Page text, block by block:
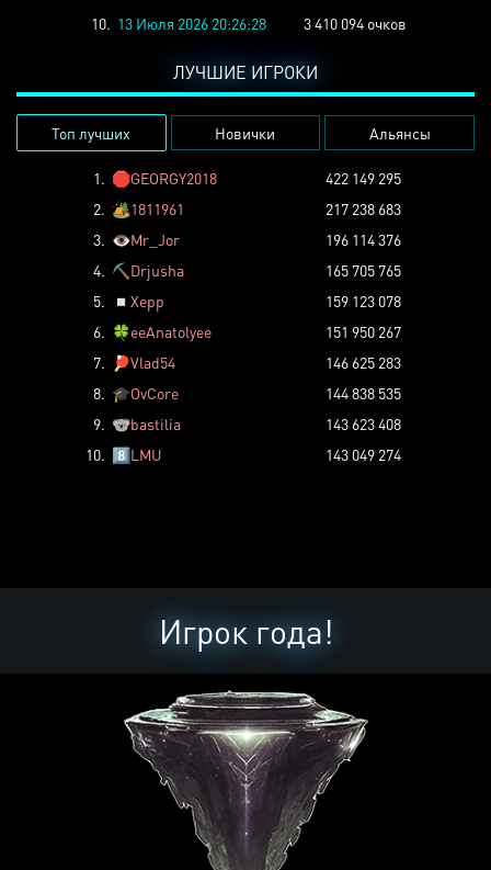
10. 13 Июля 2026 20:26:28 3 410 094 очков
ЛУЧШИЕ ИГРОКИ
Топ лучших Новички Альянсы
1. 🛑GEORGY2018
422 149 295
2. 🏕️1811961
217 238 683
3. 👁️Mr_Jor
196 114 376
4. ⛏️ Drjusha
165 705 765
5.
◽ Xepp
159 123 078
6. 🍀eeAnatolyee
151 950 267
7.
🏓Vlad54
146 625 283
8. 🎓OvCore
144 838 535
9. 🐨bastilia
143 623 408
10. 8️⃣LMU 143 049 274
Игрок года!